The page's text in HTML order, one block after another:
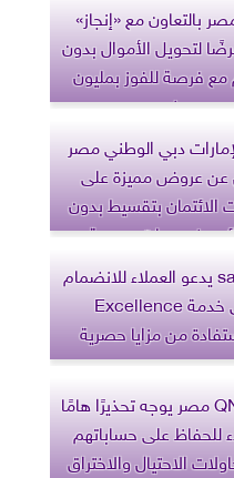
بالتعاون مع «إنجاز»
لتحويل الأموال بدون
فرصة للفوز بمليون
جنيه
دبي الوطني مصر
عن عروض مميزة على
الائتمان بتقسيط بدون
وخصومات حصرية
بنك saib يدعو العملاء للانضمام
إلى خدمة Excellence
من مزايا حصرية
بنك QNB مصر يوجه تحذيرًا هامًا
للحفاظ على حساباتهم
الاحتيال والاختراق